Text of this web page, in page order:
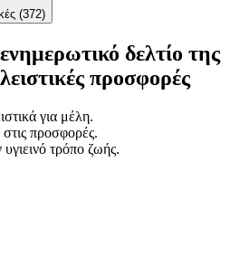
(372)
δελτίο της
προσφορές
για μέλη.
προσφορές.
τρόπο ζωής.